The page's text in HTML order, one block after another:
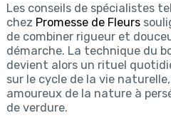
Les conseils de spécialistes
chez Promesse de Fleurs
de combiner rigueur et
démarche. La technique du
devient alors un rituel
sur le cycle de la vie
amoureux de la nature à
de verdure.